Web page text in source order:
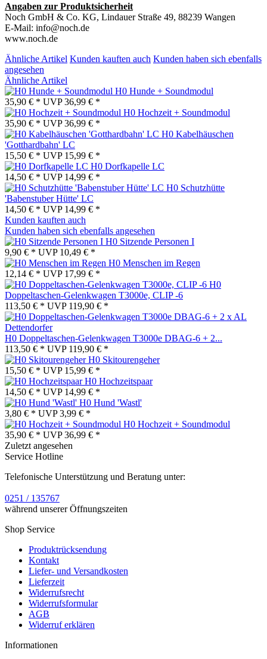
Angaben zur Produktsicherheit
Noch GmbH & Co. KG, Lindauer Straße 49, 88239 Wangen
E-Mail: info@noch.de
www.noch.de
Ähnliche Artikel Kunden kauften auch Kunden haben sich ebenfalls
angesehen
Ähnliche Artikel
H0 Hunde + Soundmodul
35,90 € * UVP36,99 € *
H0 Hochzeit + Soundmodul
35,90 € * UVP36,99 € *
H0 Kabelhäuschen
'Gotthardbahn' LC
15,50 € * UVP 15,99 € *
H0 Dorfkapelle LC
14,50 € * UVP 14,99 € *
H0 Schutzhütte
'Babenstuber Hütte' LC
14,50 € * UVP 14,99 € *
Kunden kauften auch
Kunden haben sich ebenfalls angesehen
H0 Sitzende Personen I
9,90 € * UVP 10,49 € *
H0 Menschen im Regen
12,14 € * UVP 17,99 € *
H0
Doppeltaschen-Gelenkwagen T3000e, CLIP -6
113,50 € * UVP 119,90 € *
H0 Doppeltaschen-Gelenkwagen T3000e DBAG-6 + 2...
113,50 € * UVP 119,90 € *
H0 Skitourengeher
15,50 € * UVP 15,99 € *
H0 Hochzeitspaar
14,50 € * UVP 14,99 € *
H0 Hund 'Wastl'
3,80 € * UVP3,99 € *
H0 Hochzeit + Soundmodul
35,90 € * UVP36,99 € *
Zuletzt angesehen
Service Hotline
Telefonische Unterstützung und Beratung unter:
0251 / 135767
während unserer Öffnungszeiten
Shop Service
Produktrücksendung
Kontakt
Liefer- und Versandkosten
Lieferzeit
Widerrufsrecht
Widerrufsformular
AGB
Widerruf erklären
Informationen